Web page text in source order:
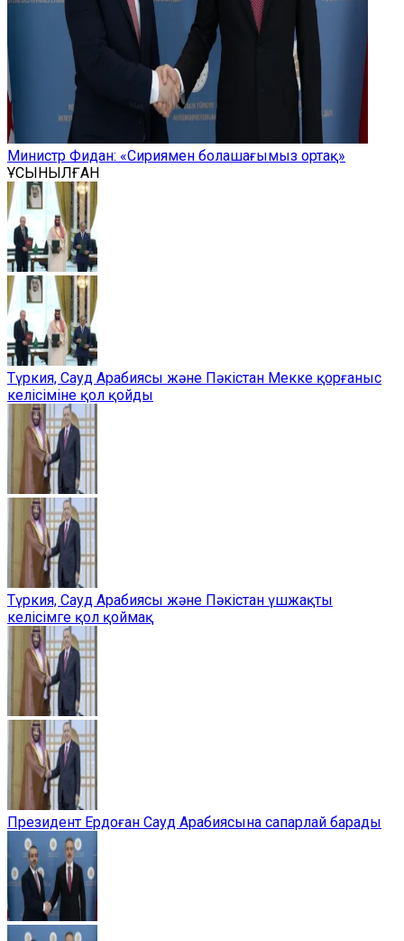
Министр Фидан: «Сириямен болашағымыз ортақ»
ҰСЫНЫЛҒАН
Түркия, Сауд Арабиясы және Пәкістан Мекке қорғаныс
келісіміне қол қойды
Түркия, Сауд Арабиясы және Пәкістан үшжақты
келісімге қол қоймақ
Президент Ердоған Сауд Арабиясына сапарлай барады